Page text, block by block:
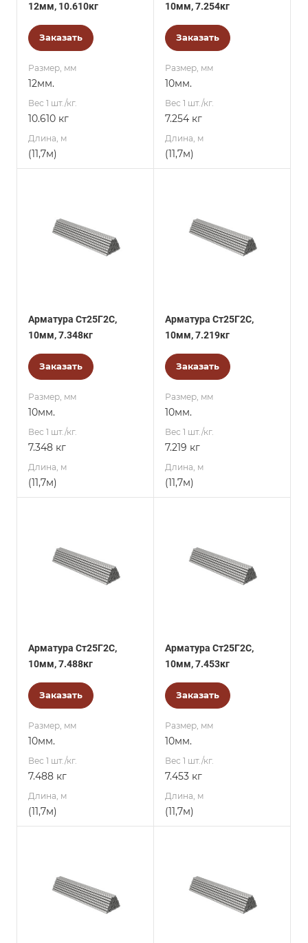
12мм, 10.610кг
Заказать
Размер, мм
12мм.
Вес 1 шт./кг.
10.610 кг
Длина, м
(11,7м)
10мм, 7.254кг
Заказать
Размер, мм
10мм.
Вес 1 шт./кг.
7.254 кг
Длина, м
(11,7м)
Арматура Ст25Г2С,
10мм, 7.348кг
Заказать
Размер, мм
10мм.
Вес 1 шт./кг.
7.348 кг
Длина, м
(11,7м)
Арматура Ст25Г2С,
10мм, 7.219кг
Заказать
Размер, мм
10мм.
Вес 1 шт./кг.
7.219 кг
Длина, м
(11,7м)
Арматура Ст25Г2С,
10мм, 7.488кг
Заказать
Размер, мм
10мм.
Вес 1 шт./кг.
7.488 кг
Длина, м
(11,7м)
Арматура Ст25Г2С,
10мм, 7.453кг
Заказать
Размер, мм
10мм.
Вес 1 шт./кг.
7.453 кг
Длина, м
(11,7м)